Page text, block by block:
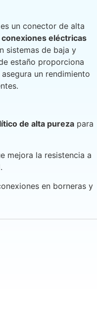
es un conector de alta
conexiones eléctricas
sistemas de baja y
estaño proporciona
un rendimiento
de alta pureza para
mejora la resistencia a
en borneras y